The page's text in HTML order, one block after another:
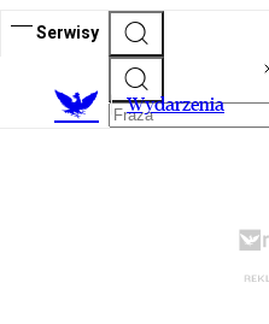
Serwisy
Wydarzenia